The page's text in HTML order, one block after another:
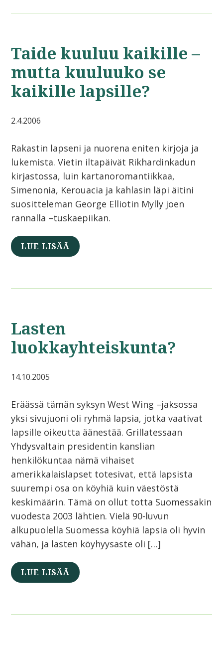
Taide kuuluu kaikille –
mutta kuuluuko se
kaikille lapsille?
2.4.2006
Rakastin lapseni ja nuorena eniten kirjoja ja
lukemista. Vietin iltapäivät Rikhardinkadun
kirjastossa, luin kartanoromantiikkaa,
Simenonia, Kerouacia ja kahlasin läpi äitini
suositteleman George Elliotin Mylly joen
rannalla –tuskaepiikan.
LUE LISÄÄ
Lasten
luokkayhteiskunta?
14.10.2005
Eräässä tämän syksyn West Wing –jaksossa
yksi sivujuoni oli ryhmä lapsia, jotka vaativat
lapsille oikeutta äänestää. Grillatessaan
Yhdysvaltain presidentin kanslian
henkilökuntaa nämä vihaiset
amerikkalaislapset totesivat, että lapsista
suurempi osa on köyhiä kuin väestöstä
keskimäärin. Tämä on ollut totta Suomessakin
vuodesta 2003 lähtien. Vielä 90-luvun
alkupuolella Suomessa köyhiä lapsia oli hyvin
vähän, ja lasten köyhyysaste oli […]
LUE LISÄÄ